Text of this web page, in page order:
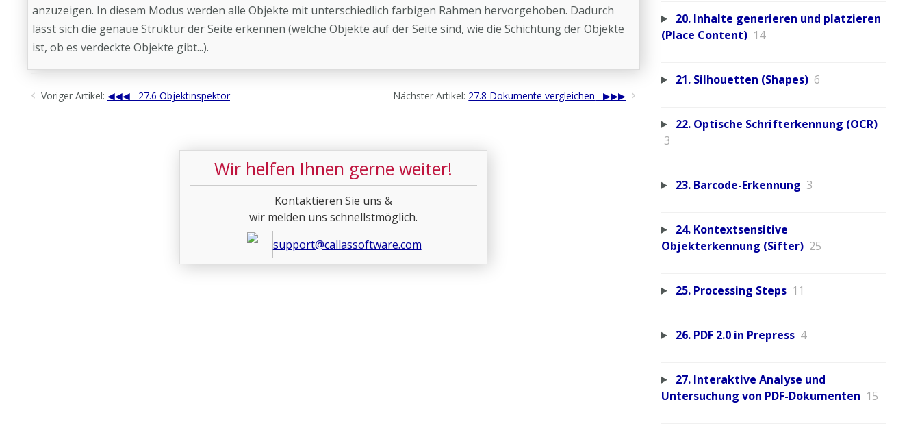
anzuzeigen. In diesem Modus werden alle Objekte mit unterschiedlich farbigen Rahmen hervorgehoben. Dadurch
lässt sich die genaue Struktur der Seite erkennen (welche Objekte auf der Seite sind, wie die Schichtung der Objekte
ist, ob es verdeckte Objekte gibt...).
Voriger Artikel: 27.6 Objektinspektor Nächster Artikel: 27.8 Dokumente vergleichen
Wir helfen Ihnen gerne weiter!
Kontaktieren Sie uns &
wir melden uns schnellstmöglich.
support@callassoftware.com
20. Inhalte generieren und platzieren
(Place Content) 14
21. Silhouetten (Shapes) 6
22. Optische Schrifterkennung (OCR)
3
23. Barcode-Erkennung 3
24. Kontextsensitive
Objekterkennung (Sifter) 25
25. Processing Steps 11
26. PDF 2.0 in Prepress 4
27. Interaktive Analyse und
Untersuchung von PDF-Dokumenten 15